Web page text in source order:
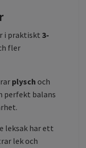
i praktiskt 3-
fler
plysch och
perfekt balans
leksak har ett
lek och